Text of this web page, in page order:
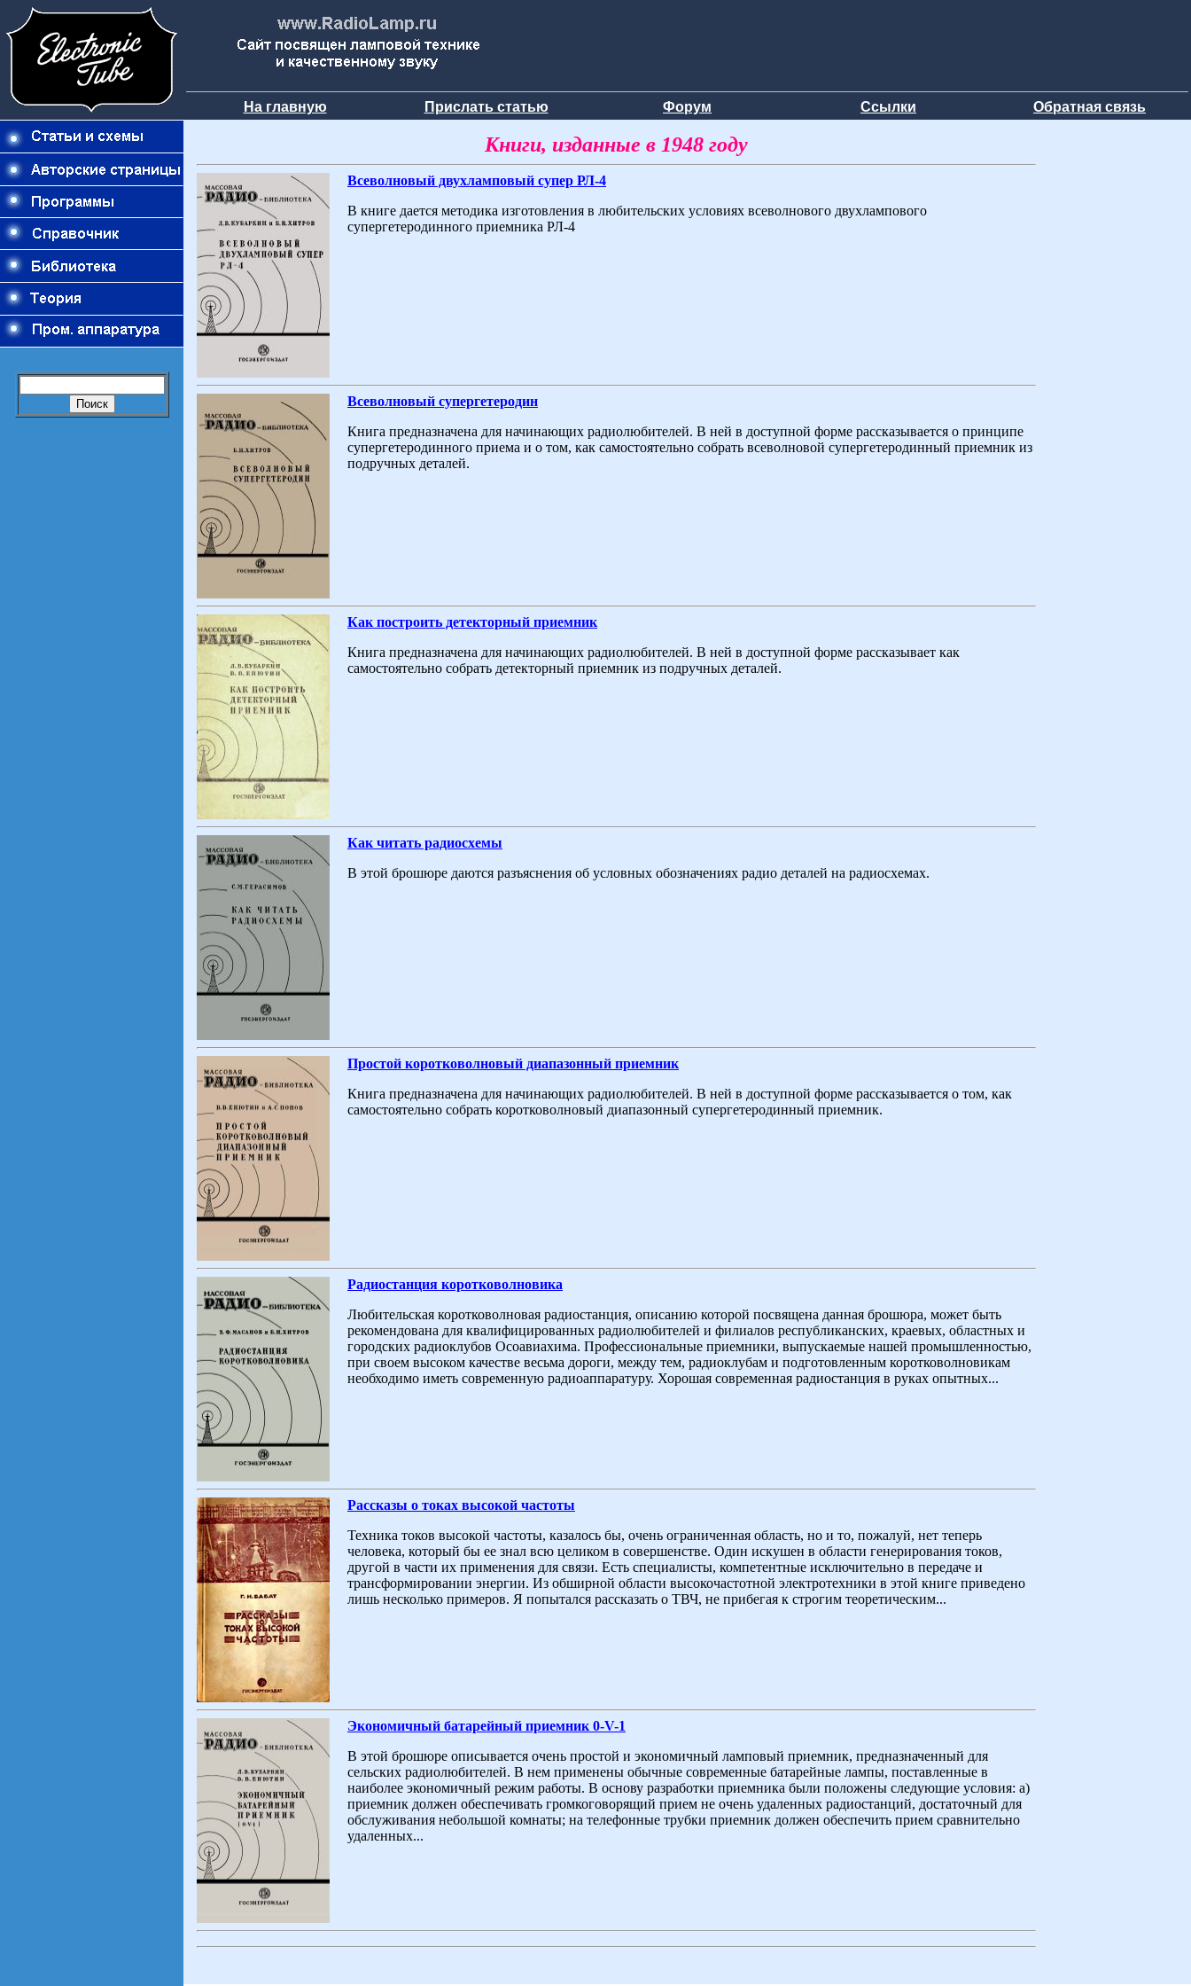
На главную Прислать статью Форум Ссылки Обратная связь
Книги, изданные в 1948 году
Всеволновый двухламповый супер РЛ-4
В книге дается методика изготовления в любительских условиях всеволнового двухлампового
супергетеродинного приемника РЛ-4
Всеволновый супергетеродин
Книга предназначена для начинающих радиолюбителей. В ней в доступной форме рассказывается о принципе
супергетеродинного приема и о том, как самостоятельно собрать всеволновой супергетеродинный приемник из
подручных деталей.
Как построить детекторный приемник
Книга предназначена для начинающих радиолюбителей. В ней в доступной форме рассказывает как
самостоятельно собрать детекторный приемник из подручных деталей.
Как читать радиосхемы
В этой брошюре даются разъяснения об условных обозначениях радио деталей на радиосхемах.
Простой коротковолновый диапазонный приемник
Книга предназначена для начинающих радиолюбителей. В ней в доступной форме рассказывается о том, как
самостоятельно собрать коротковолновый диапазонный супергетеродинный приемник.
Радиостанция коротковолновика
Любительская коротковолновая радиостанция, описанию которой посвящена данная брошюра, может быть
рекомендована для квалифицированных радиолюбителей и филиалов республиканских, краевых, областных и
городских радиоклубов Осоавиахима. Профессиональные приемники, выпускаемые нашей промышленностью,
при своем высоком качестве весьма дороги, между тем, радиоклубам и подготовленным коротковолновикам
необходимо иметь современную радиоаппаратуру. Хорошая современная радиостанция в руках опытных...
Рассказы о токах высокой частоты
Техника токов высокой частоты, казалось бы, очень ограниченная область, но и то, пожалуй, нет теперь
человека, который бы ее знал всю целиком в совершенстве. Один искушен в области генерирования токов,
другой в части их применения для связи. Есть специалисты, компетентные исключительно в передаче и
трансформировании энергии. Из обширной области высокочастотной электротехники в этой книге приведено
лишь несколько примеров. Я попытался рассказать о ТВЧ, не прибегая к строгим теоретическим...
Экономичный батарейный приемник 0-V-1
В этой брошюре описывается очень простой и экономичный ламповый приемник, предназначенный для
сельских радиолюбителей. В нем применены обычные современные батарейные лампы, поставленные в
наиболее экономичный режим работы. В основу разработки приемника были положены следующие условия: а)
приемник должен обеспечивать громкоговорящий прием не очень удаленных радиостанций, достаточный для
обслуживания небольшой комнаты; на телефонные трубки приемник должен обеспечить прием сравнительно
удаленных...